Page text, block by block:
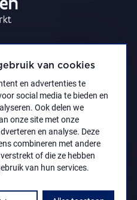
van cookies
en advertenties te
social media te bieden en
Ook delen we
onze site met onze
en analyse. Deze
combineren met andere
of die ze hebben
van hun services.
Schone Kunsten